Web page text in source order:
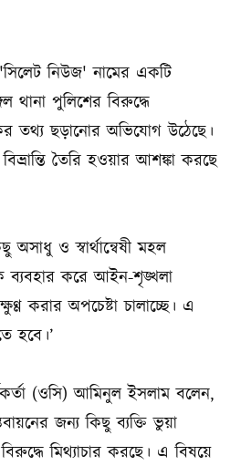
নিউজ' নামের একটি
থানা পুলিশের বিরুদ্ধে
তথ্য ছড়ানোর অভিযোগ উঠেছে।
তৈরি হওয়ার আশঙ্কা করছে
ও স্বার্থান্বেষী মহল
ব্যবহার করে আইন-শৃঙ্খলা
করার অপচেষ্টা চালাচ্ছে। এ
হবে।’
(ওসি) আমিনুল ইসলাম বলেন,
জন্য কিছু ব্যক্তি ভুয়া
মিথ্যাচার করছে। এ বিষয়ে